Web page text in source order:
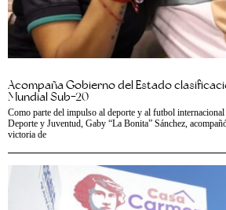
Acompaña Gobierno del Estado
Mundial Sub-20
Como parte del impulso al deporte y al futbol internacional
Deporte y Juventud, Gaby “La Bonita” Sánchez,
victoria de